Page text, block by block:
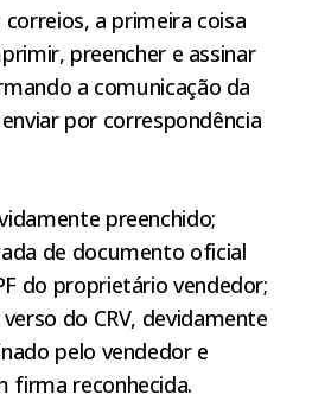
a primeira coisa
preencher e assinar
a comunicação da
por correspondência
preenchido;
de documento oficial
do proprietário vendedor;
do CRV, devidamente
pelo vendedor e
firma reconhecida.